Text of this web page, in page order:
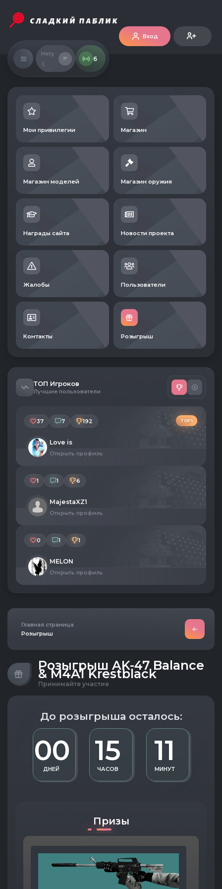
Вход
Нету
:(
6
Главная страница
Розыгрыш
Розыгрыш AK-47 Balance
& M4A1 Krestblack
Принимайте участие
До розыгрыша осталось:
00
ДНЕЙ
15
ЧАСОВ
11
МИНУТ
Призы
Мои привилегии Магазин
Магазин моделей Магазин оружия
Награды сайта Новости проекта
Жалобы Пользователи
Контакты Розыгрыш
ТОП Игроков
Лучшие пользователи
TOP 1
Love is
Открыть профиль
37 7 192
MajestaXZ1
Открыть профиль
1 1 6
MELON
Открыть профиль
0 1 1